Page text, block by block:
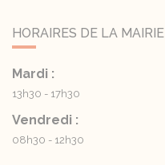
HORAIRES DE LA MAIRIE
Mardi :
13h30 - 17h30
Vendredi :
08h30 - 12h30